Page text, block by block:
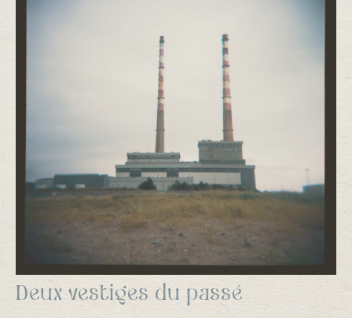
Deux vestiges du passé